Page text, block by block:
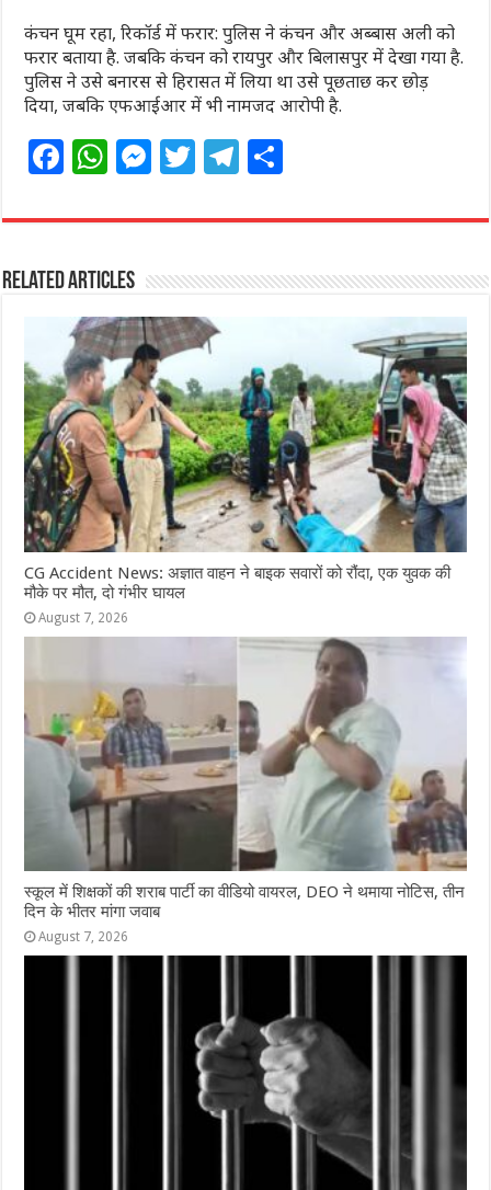
कंचन घूम रहा, रिकॉर्ड में फरार: पुलिस ने कंचन और अब्बास अली को
फरार बताया है. जबकि कंचन को रायपुर और बिलासपुर में देखा गया है.
पुलिस ने उसे बनारस से हिरासत में लिया था उसे पूछताछ कर छोड़
दिया, जबकि एफआईआर में भी नामजद आरोपी है.
F
c
e
b
o
o
k
W
at
s
A
p
p
M
ss
n
g
e
r
T
itt
r
T
e
ra
ar
Related Articles
CG Accident News: अज्ञात वाहन ने बाइक सवारों को रौंदा, एक युवक की
मौके पर मौत, दो गंभीर घायल
August 7, 2026
स्कूल में शिक्षकों की शराब पार्टी का वीडियो वायरल, DEO ने थमाया नोटिस, तीन
दिन के भीतर मांगा जवाब
August 7, 2026